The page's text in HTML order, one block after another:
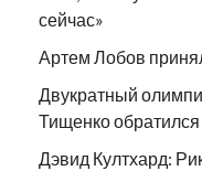
сейчас»
Артем Лобов
Двукратный
Тищенко обратился
Дэвид Култхард: